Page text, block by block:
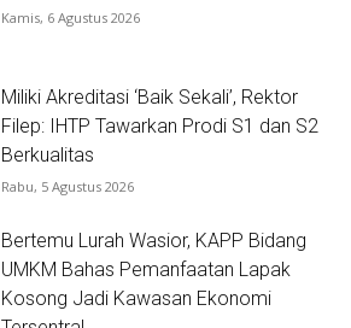
Kamis, 6 Agustus 2026
Miliki Akreditasi ‘Baik Sekali’, Rektor
Filep: IHTP Tawarkan Prodi S1 dan S2
Berkualitas
Rabu, 5 Agustus 2026
Bertemu Lurah Wasior, KAPP Bidang
UMKM Bahas Pemanfaatan Lapak
Kosong Jadi Kawasan Ekonomi